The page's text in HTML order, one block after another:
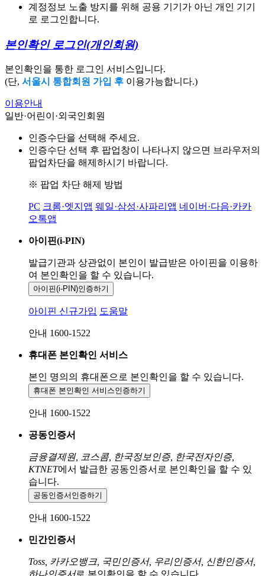
계정정보 노출 방지를 위해 공용 기기가 아닌 개인 기기
로 로그인합니다.
본인확인 로그인(개인회원)
본인확인을 통한 로그인 서비스입니다.
(단, 서울시 통합회원 가입 후 이용가능합니다.)
이용안내
일반·어린이·외국인회원
인증수단을 선택해 주세요.
인증수단 선택 후 팝업창이 나타나지 않으면 브라우저의
팝업차단을 해제하시기 바랍니다.
※ 팝업 차단 해제 방법
PC 크롬·엣지앱 웨일·삼성·사파리앱 네이버·다음·카카
오톡앱
아이핀(i-PIN)
발급기관과 상관없이 본인이 발급받은 아이핀을 이용하
여 본인확인을 할 수 있습니다.
아이핀(i-PIN)인증하기
아이핀 신규가입 도움말
안내 1600-1522
휴대폰 본인확인 서비스
본인 명의의 휴대폰으로 본인확인을 할 수 있습니다.
휴대폰 본인확인 서비스인증하기
안내 1600-1522
공동인증서
금융결제원, 코스콤, 한국정보인증, 한국전자인증,
KTNET에서 발급한 공동인증서로 본인확인을 할 수 있
습니다.
공동인증서 인증하기
안내 1600-1522
민간인증서
Toss, 카카오뱅크, 국민인증서, 우리인증서, 신한인증서,